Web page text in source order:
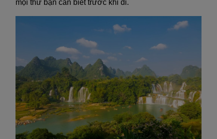
mọi thứ bạn cần biết trước khi đi.